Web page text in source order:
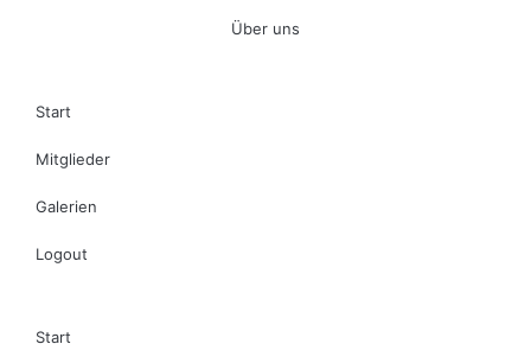
Über uns
Start
Mitglieder
Galerien
Logout
Start